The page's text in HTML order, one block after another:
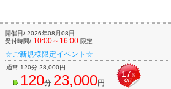
開催日/ 2026年08月08日
受付時間/ 10:00～16:00 限定
☆ご新規様限定イベント☆
通常 120分 28,000円
120分 23,000円
17％